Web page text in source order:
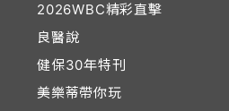
2026WBC精彩直擊
良醫說
健保30年特刊
美樂蒂帶你玩